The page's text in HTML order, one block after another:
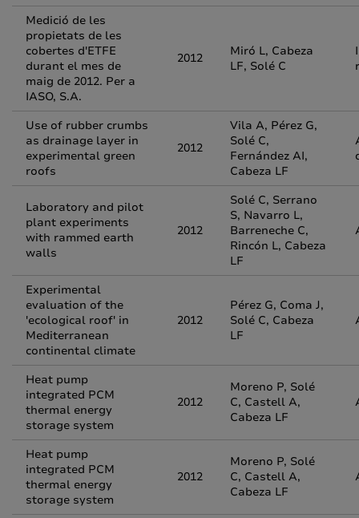
Medició de les
propietats de les
cobertes d'ETFE
durant el mes de
maig de 2012. Per a
IASO, S.A.
2012
Miró L, Cabeza
LF, Solé C
Use of rubber crumbs
as drainage layer in
experimental green
roofs
2012
Vila A, Pérez G,
Solé C,
Fernández AI,
Cabeza LF
Laboratory and pilot
plant experiments
with rammed earth
walls
2012
Solé C, Serrano
S, Navarro L,
Barreneche C,
Rincón L, Cabeza
LF
Experimental
evaluation of the
'ecological roof' in
Mediterranean
continental climate
2012
Pérez G, Coma J,
Solé C, Cabeza
LF
Heat pump
integrated PCM
thermal energy
storage system
2012
Moreno P, Solé
C, Castell A,
Cabeza LF
Heat pump
integrated PCM
thermal energy
storage system
2012
Moreno P, Solé
C, Castell A,
Cabeza LF